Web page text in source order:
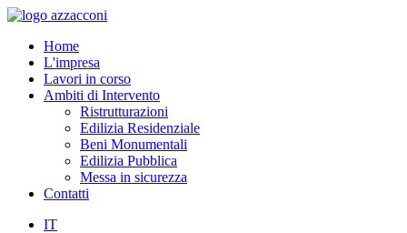
Home
L'impresa
Lavori in corso
Ambiti di Intervento
Ristrutturazioni
Edilizia Residenziale
Beni Monumentali
Edilizia Pubblica
Messa in sicurezza
Contatti
IT